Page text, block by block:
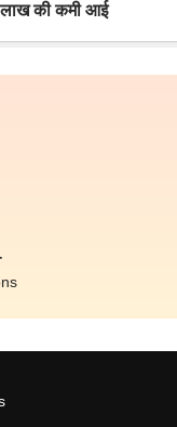
की कमी आई